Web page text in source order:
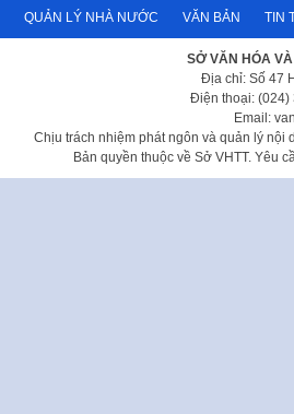
QUẢN LÝ NHÀ NƯỚC VĂN BẢN TIN
SỞ VĂN HÓA
Địa chỉ: Số 47
Điện thoại: (024)
Email:
Chịu trách nhiệm phát ngôn và quản lý nội
Bản quyền thuộc về Sở VHTT. Yêu